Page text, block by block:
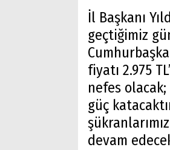
İl Başkanı
geçtiğimiz
fiyatı 2.975
nefes
güç
devam